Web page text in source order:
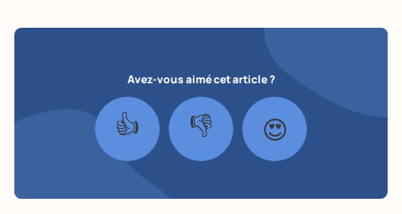
Avez-vous aimé cet article ?
👍 👎 😍